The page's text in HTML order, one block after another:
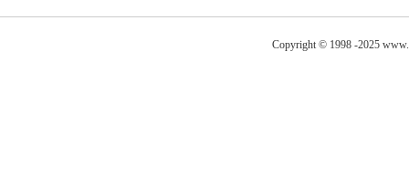
Copyright © 1998 -2025